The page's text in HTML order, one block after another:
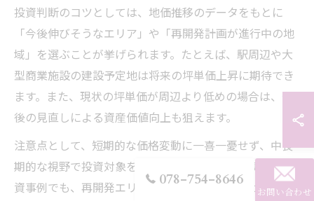
投資判断のコツとしては、地価推移のデータをもとに
「今後伸びそうなエリア」や「再開発計画が進行中の地
域」を選ぶことが挙げられます。たとえば、駅周辺や大
型商業施設の建設予定地は将来の坪単価上昇に期待でき
ます。また、現状の坪単価が周辺より低めの場合は、今
後の見直しによる資産価値向上も狙えます。
注意点として、短期的な価格変動に一喜一憂せず、中長
期的な視野で投資対象を選ぶことが大切です。実際の投
資事例でも、再開発エリアの物件購入後に地価が上昇
078-754-8646
お問い合わせ